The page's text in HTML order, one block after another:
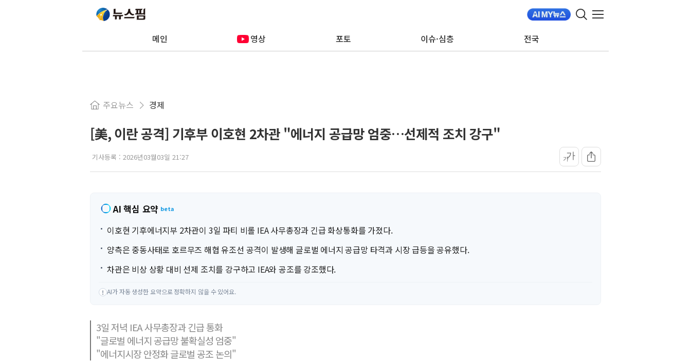
메인 영상 포토 이슈·심층 전국
주요뉴스 경제
[美, 이란 공격] 기후부 이호현 2차관 "에너지 공급망 엄중…선제적 조치 강구"
기사등록 : 2026년03월03일 21:27 가가
AI 핵심 요약 beta
이호현 기후에너지부 2차관이 3일 파티 비롤 IEA 사무총장과 긴급 화상통화를 가졌다.
양측은 중동사태로 호르무즈 해협 유조선 공격이 발생해 글로벌 에너지 공급망 타격과 시장 급등을 공유했다.
차관은 비상 상황 대비 선제 조치를 강구하고 IEA와 공조를 강조했다.
! AI가 자동 생성한 요약으로 정확하지 않을 수 있어요.
3일 저녁 IEA 사무총장과 긴급 통화
"글로벌 에너지 공급망 불확실성 엄중"
"에너지시장 안정화 글로벌 공조 논의"